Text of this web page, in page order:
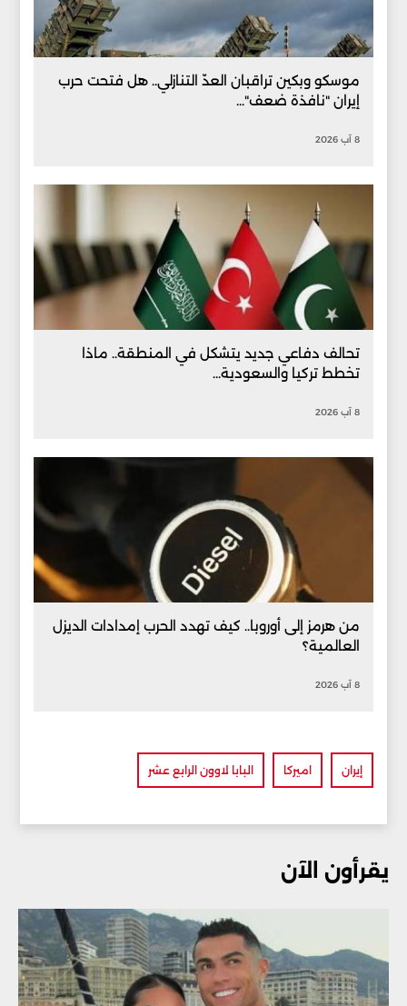
موسكو وبكين تراقبان العدّ التنازلي.. هل فتحت حرب
إيران "نافذة ضعف"...
8 آب 2026
تحالف دفاعي جديد يتشكل في المنطقة.. ماذا
تخطط تركيا والسعودية...
8 آب 2026
من هرمز إلى أوروبا.. كيف تهدد الحرب إمدادات الديزل
العالمية؟
8 آب 2026
إيران اميركا البابا لاوون الرابع عشر
يقرأون الآن